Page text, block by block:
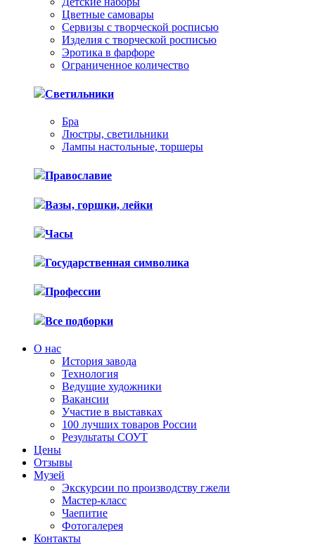
Цветные самовары
Сервизы с творческой росписью
Изделия с творческой росписью
Эротика в фарфоре
Ограниченное количество
Светильники
Бра
Люстры, светильники
Лампы настольные, торшеры
Православие
Вазы, горшки, лейки
Часы
Государственная символика
Профессии
Все подборки
О нас
История завода
Технология
Ведущие художники
Вакансии
Участие в выставках
100 лучших товаров России
Результаты СОУТ
Цены
Отзывы
Музей
Экскурсии по производству гжели
Мастер-класс
Чаепитие
Фотогалерея
Контакты